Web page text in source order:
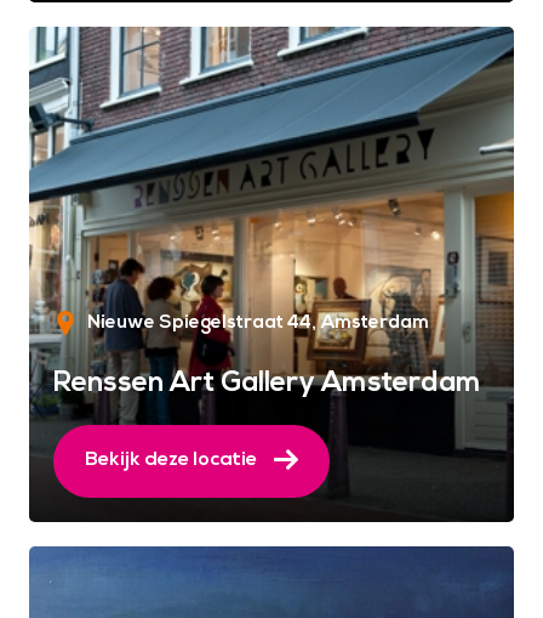
Nieuwe Spiegelstraat 44 Amsterdam
Renssen Art Gallery Amsterdam
Bekijk deze locatie